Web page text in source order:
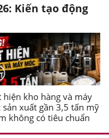
Kiến tạo động
hiện kho hàng và máy
sản xuất gần 3,5 tấn mỹ
không có tiêu chuẩn